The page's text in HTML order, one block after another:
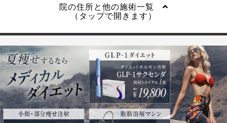
院の住所と他の施術一覧
（タップで開きます）